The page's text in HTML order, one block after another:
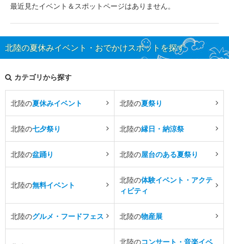
最近見たイベント＆スポットページはありません。
北陸の夏休みイベント・おでかけスポットを探す
カテゴリから探す
北陸の夏休みイベント 北陸の夏祭り
北陸の七夕祭り 北陸の縁日・納涼祭
北陸の盆踊り 北陸の屋台のある夏祭り
北陸の無料イベント
北陸の体験イベント・アクテ
ィビティ
北陸のグルメ・フードフェス 北陸の物産展
北陸のコンサート・音楽イベ